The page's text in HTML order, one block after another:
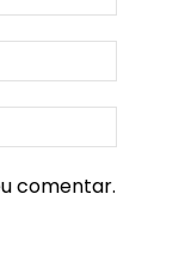
comentar.